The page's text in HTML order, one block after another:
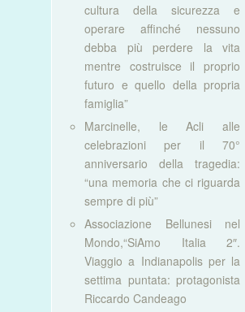
cultura della sicurezza e
operare affinché nessuno
debba più perdere la vita
mentre costruisce il proprio
futuro e quello della propria
famiglia”
Marcinelle, le Acli alle
celebrazioni per il 70°
anniversario della tragedia:
“una memoria che ci riguarda
sempre di più”
Associazione Bellunesi nel
Mondo,“SiAmo Italia 2″.
Viaggio a Indianapolis per la
settima puntata: protagonista
Riccardo Candeago